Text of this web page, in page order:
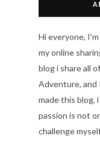
Hi everyone,
my online
blog i share all
Adventure, and
made this blog,
passion is not
challenge